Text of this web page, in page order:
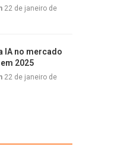
22 de janeiro de
IA no mercado
2025
22 de janeiro de